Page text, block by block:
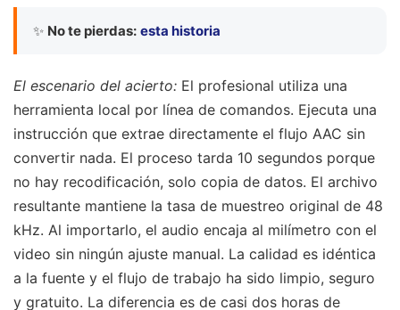
✨ No te pierdas: esta historia
El escenario del acierto: El profesional utiliza una
herramienta local por línea de comandos. Ejecuta una
instrucción que extrae directamente el flujo AAC sin
convertir nada. El proceso tarda 10 segundos porque
no hay recodificación, solo copia de datos. El archivo
resultante mantiene la tasa de muestreo original de 48
kHz. Al importarlo, el audio encaja al milímetro con el
video sin ningún ajuste manual. La calidad es idéntica
a la fuente y el flujo de trabajo ha sido limpio, seguro
y gratuito. La diferencia es de casi dos horas de